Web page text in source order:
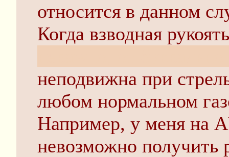
относится в данном
Когда взводная
неподвижна при
любом нормальном
Например, у меня на
невозможно получить